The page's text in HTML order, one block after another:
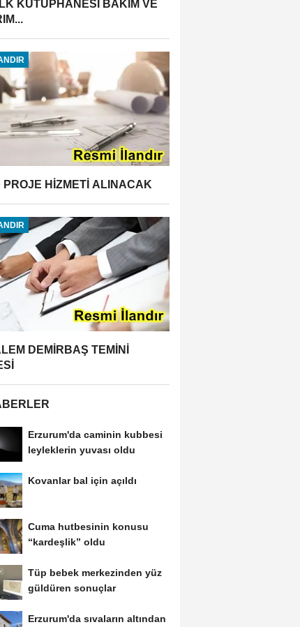
KÜTÜPHANESİ BAKIM VE
PROJE HİZMETİ ALINACAK
DEMİRBAŞ TEMİNİ
Erzurum'da caminin kubbesi
leyleklerin yuvası oldu
Kovanlar bal için açıldı
Cuma hutbesinin konusu
“kardeşlik” oldu
Tüp bebek merkezinden yüz
güldüren sonuçlar
Erzurum'da sıvaların altından